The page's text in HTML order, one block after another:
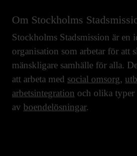
Om Stockholms
Stockholms Stadsmission är en
organisation som arbetar för att
mänskligare samhälle för alla.
att arbeta med social omsorg,
arbetsintegration och olika typer
av boendelösningar.